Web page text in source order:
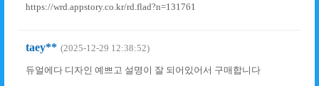
https://wrd.appstory.co.kr/rd.flad?n=131761
taey** (2025-12-29 12:38:52)
듀얼에다 디자인 예쁘고 설명이 잘 되어있어서 구매합니다